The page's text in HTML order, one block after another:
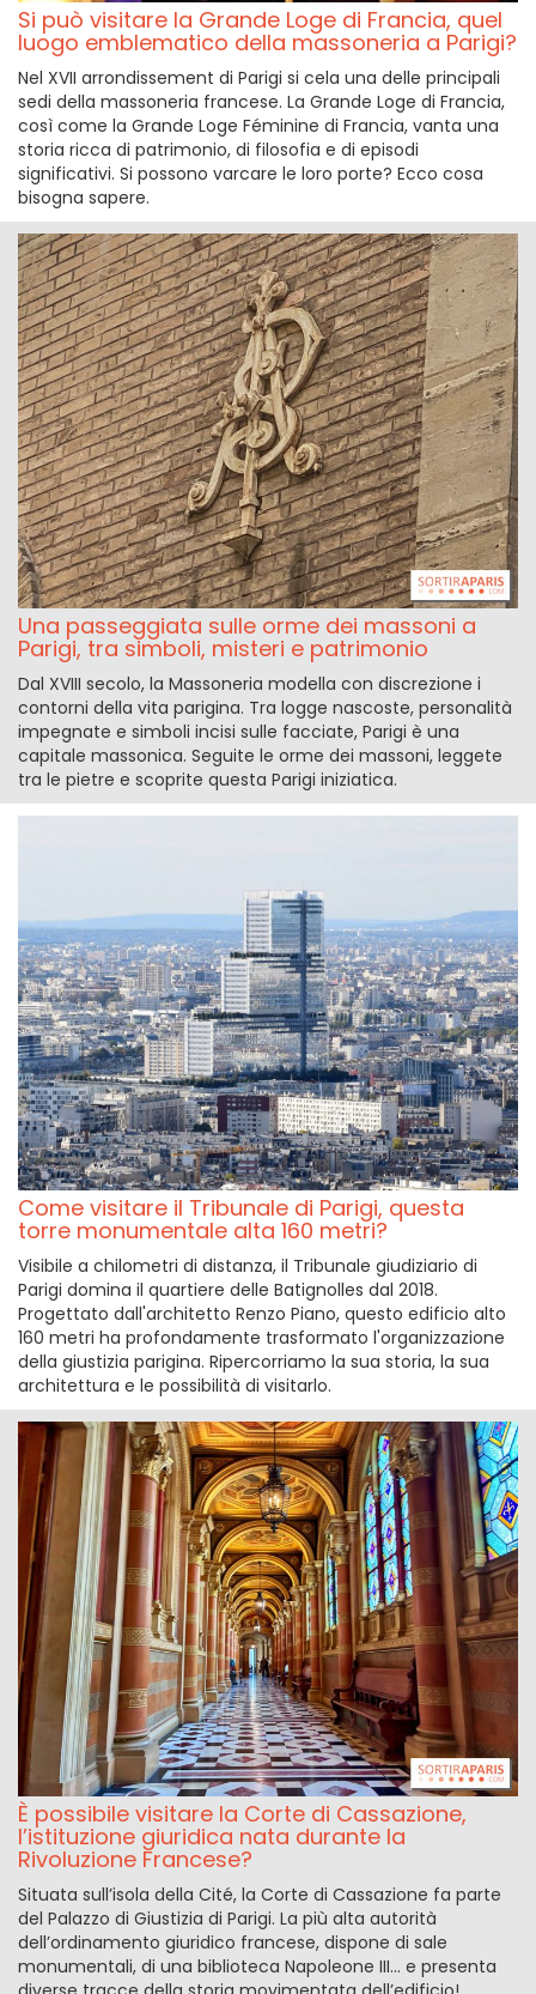
Si può visitare la Grande Loge di Francia, quel
luogo emblematico della massoneria a Parigi?
Nel XVII arrondissement di Parigi si cela una delle principali
sedi della massoneria francese. La Grande Loge di Francia,
così come la Grande Loge Féminine di Francia, vanta una
storia ricca di patrimonio, di filosofia e di episodi
significativi. Si possono varcare le loro porte? Ecco cosa
bisogna sapere.
Una passeggiata sulle orme dei massoni a
Parigi, tra simboli, misteri e patrimonio
Dal XVIII secolo, la Massoneria modella con discrezione i
contorni della vita parigina. Tra logge nascoste, personalità
impegnate e simboli incisi sulle facciate, Parigi è una
capitale massonica. Seguite le orme dei massoni, leggete
tra le pietre e scoprite questa Parigi iniziatica.
Come visitare il Tribunale di Parigi, questa
torre monumentale alta 160 metri?
Visibile a chilometri di distanza, il Tribunale giudiziario di
Parigi domina il quartiere delle Batignolles dal 2018.
Progettato dall'architetto Renzo Piano, questo edificio alto
160 metri ha profondamente trasformato l'organizzazione
della giustizia parigina. Ripercorriamo la sua storia, la sua
architettura e le possibilità di visitarlo.
È possibile visitare la Corte di Cassazione,
l’istituzione giuridica nata durante la
Rivoluzione Francese?
Situata sull’isola della Cité, la Corte di Cassazione fa parte
del Palazzo di Giustizia di Parigi. La più alta autorità
dell’ordinamento giuridico francese, dispone di sale
monumentali, di una biblioteca Napoleone III... e presenta